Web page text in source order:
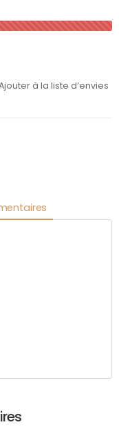
à la liste d’envies